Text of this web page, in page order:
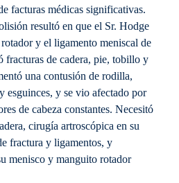
facturas médicas significativas.
resultó en que el Sr. Hodge
y el ligamento meniscal de
fracturas de cadera, pie, tobillo y
una contusión de rodilla,
esguinces, y se vio afectado por
de cabeza constantes. Necesitó
cirugía artroscópica en su
fractura y ligamentos, y
menisco y manguito rotador